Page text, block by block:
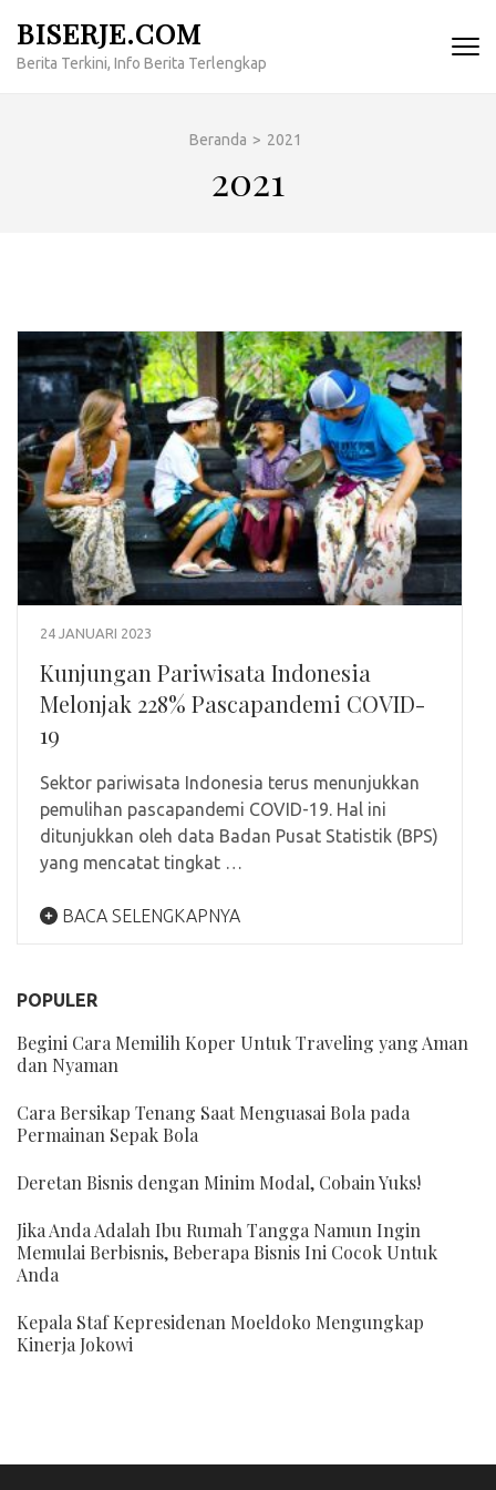
konten
BISERJE.COM
Berita Terkini, Info Berita Terlengkap
Beranda > 2021
2021
24 JANUARI 2023
Kunjungan Pariwisata Indonesia
Melonjak 228% Pascapandemi COVID-
19
Sektor pariwisata Indonesia terus menunjukkan
pemulihan pascapandemi COVID-19. Hal ini
ditunjukkan oleh data Badan Pusat Statistik (BPS)
yang mencatat tingkat …
BACA SELENGKAPNYA
POPULER
Begini Cara Memilih Koper Untuk Traveling yang Aman
dan Nyaman
Cara Bersikap Tenang Saat Menguasai Bola pada
Permainan Sepak Bola
Deretan Bisnis dengan Minim Modal, Cobain Yuks!
Jika Anda Adalah Ibu Rumah Tangga Namun Ingin
Memulai Berbisnis, Beberapa Bisnis Ini Cocok Untuk
Anda
Kepala Staf Kepresidenan Moeldoko Mengungkap
Kinerja Jokowi